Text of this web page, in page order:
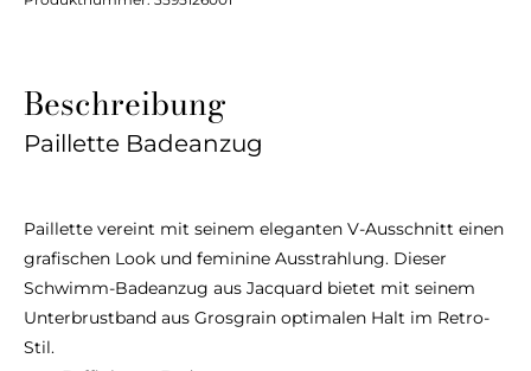
Beschreibung
Paillette Badeanzug
Paillette vereint mit seinem eleganten V-Ausschnitt einen
grafischen Look und feminine Ausstrahlung. Dieser
Schwimm-Badeanzug aus Jacquard bietet mit seinem
Unterbrustband aus Grosgrain optimalen Halt im Retro-
Stil.